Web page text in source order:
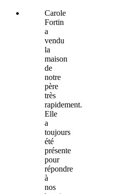
Carole
Fortin
a
vendu
la
maison
de
notre
père
très
rapidement.
Elle
a
toujours
été
présente
pour
répondre
à
nos